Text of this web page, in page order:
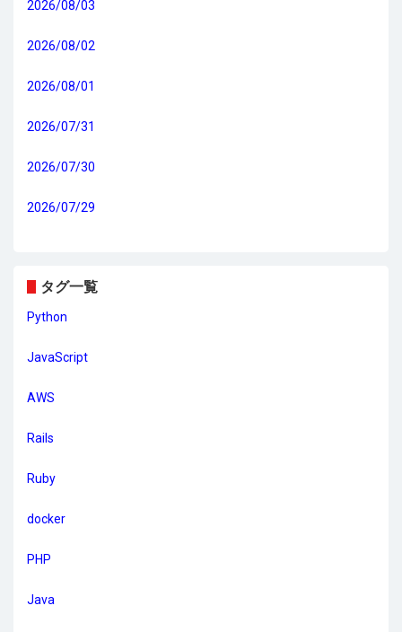
2026/08/03
2026/08/02
2026/08/01
2026/07/31
2026/07/30
2026/07/29
タグ一覧
Python
JavaScript
AWS
Rails
Ruby
docker
PHP
Java